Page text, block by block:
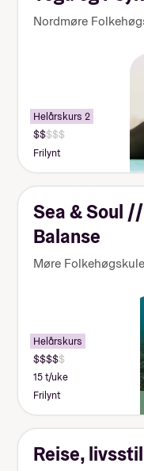
Nordmøre
Helårskurs 2
Frilynt
Sea & Soul
Balanse
Møre Folkehøgskule
Helårskurs
15 t/uke
Frilynt
Reise,